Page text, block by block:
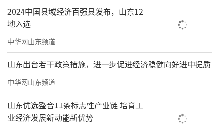
2024中国县域经济百强县发布，山东12
地入选
中华网山东频道
山东出台若干政策措施，进一步促进经济稳健向好进中提质
中华网山东频道
山东优选整合11条标志性产业链 培育工
业经济发展新动能新优势